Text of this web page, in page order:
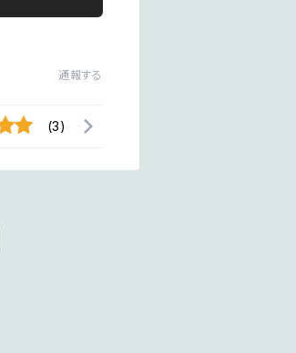
通報する
(3)